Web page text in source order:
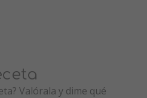
Valórala y dime qué